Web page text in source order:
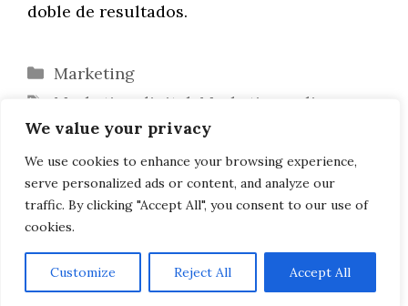
We value your privacy
We use cookies to enhance your browsing experience,
serve personalized ads or content, and analyze our
traffic. By clicking "Accept All", you consent to our use of
cookies.
Customize Reject All Accept All
doble de resultados.
Categorías
Marketing
Etiquetas
Marketing digital Marketing online
¿Rejuvenecimiento facial sin cirugía?
Crear una experiencia diferenciada para
el cliente
AVISO LEGAL, POLITICA DE PRIVACIDAD, COOKIES